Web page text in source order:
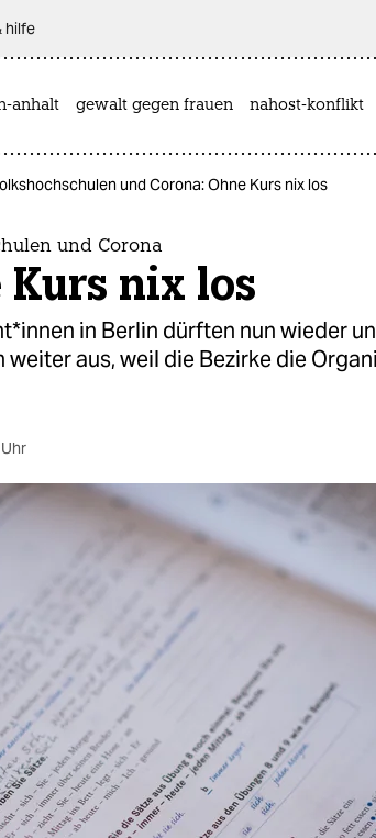
hilfe
anhalt gewalt gegen frauen nahost-konflikt
und Corona: Ohne Kurs nix los
und Corona
Kurs nix los
in Berlin dürften nun wieder
weiter aus, weil die Bezirke die